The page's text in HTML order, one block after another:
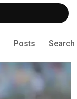
Posts Search